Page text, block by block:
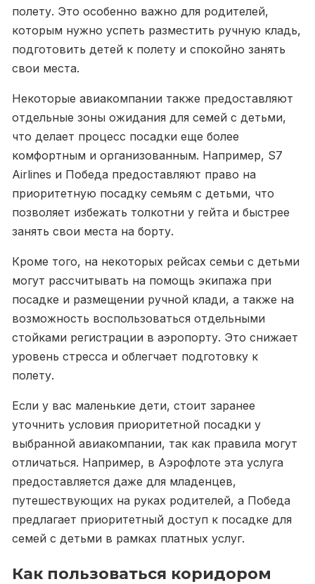
полету. Это особенно важно для родителей,
которым нужно успеть разместить ручную кладь,
подготовить детей к полету и спокойно занять
свои места.
Некоторые авиакомпании также предоставляют
отдельные зоны ожидания для семей с детьми,
что делает процесс посадки еще более
комфортным и организованным. Например, S7
Airlines и Победа предоставляют право на
приоритетную посадку семьям с детьми, что
позволяет избежать толкотни у гейта и быстрее
занять свои места на борту.
Кроме того, на некоторых рейсах семьи с детьми
могут рассчитывать на помощь экипажа при
посадке и размещении ручной клади, а также на
возможность воспользоваться отдельными
стойками регистрации в аэропорту. Это снижает
уровень стресса и облегчает подготовку к
полету.
Если у вас маленькие дети, стоит заранее
уточнить условия приоритетной посадки у
выбранной авиакомпании, так как правила могут
отличаться. Например, в Аэрофлоте эта услуга
предоставляется даже для младенцев,
путешествующих на руках родителей, а Победа
предлагает приоритетный доступ к посадке для
семей с детьми в рамках платных услуг.
Как пользоваться коридором